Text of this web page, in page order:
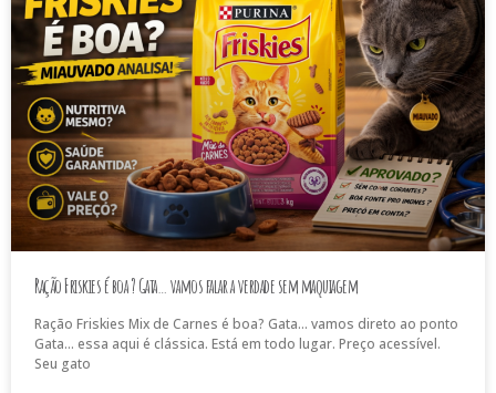
Ração Friskies é boa ? Gata… vamos falar a verdade sem maquiagem
Ração Friskies Mix de Carnes é boa? Gata… vamos direto ao ponto
Gata… essa aqui é clássica. Está em todo lugar. Preço acessível.
Seu gato